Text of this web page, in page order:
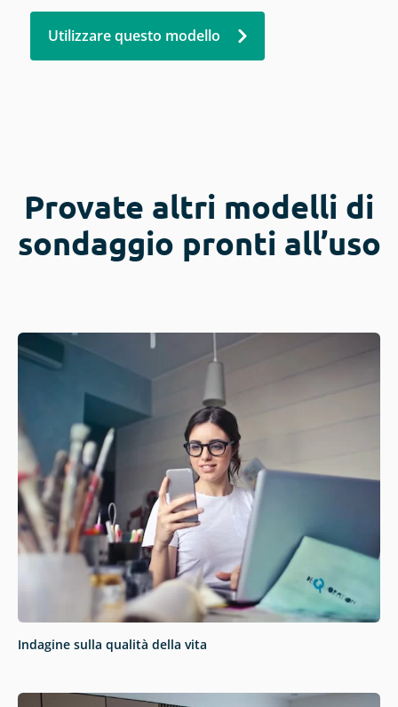
Utilizzare questo modello
Provate altri modelli di
sondaggio pronti all’uso
Indagine sulla qualità della vita